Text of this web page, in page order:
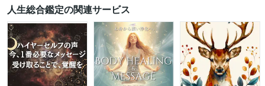
人生総合鑑定の関連サービス